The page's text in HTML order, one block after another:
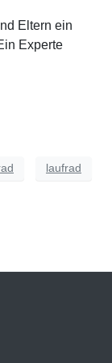
Eltern ein
Experte
laufrad